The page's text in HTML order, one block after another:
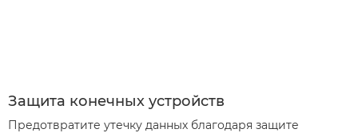
Защита конечных устройств
Предотвратите утечку данных благодаря защите